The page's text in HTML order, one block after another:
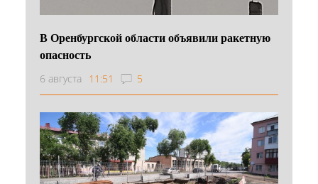
В Оренбургской области объявили ракетную
опасность
6 августа 11:51 5